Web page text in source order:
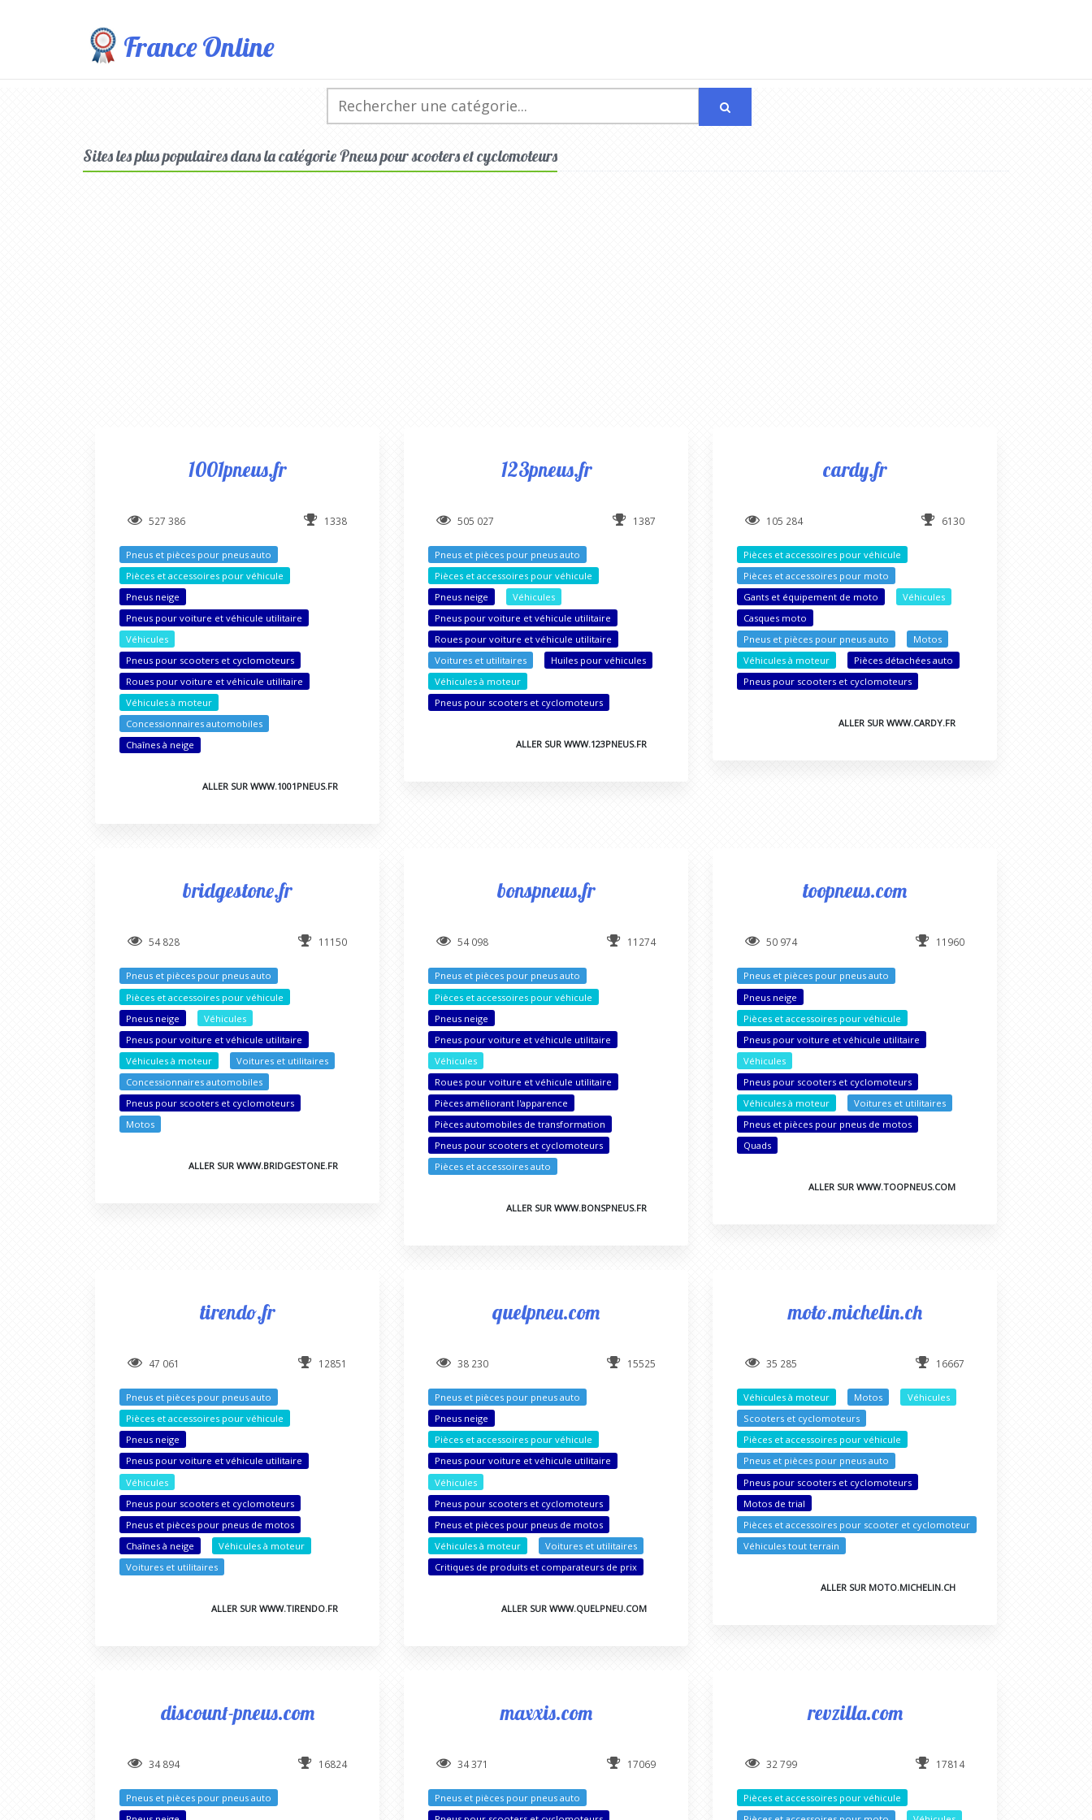
France Online
Sites les plus populaires dans la catégorie Pneus pour scooters et cyclomoteurs
1001pneus.fr
527 386 1338
Pneus et pièces pour pneus auto
Pièces et accessoires pour véhicule
Pneus neige
Pneus pour voiture et véhicule utilitaire
Véhicules
Pneus pour scooters et cyclomoteurs
Roues pour voiture et véhicule utilitaire
Véhicules à moteur
Concessionnaires automobiles
Chaînes à neige
ALLER SUR WWW.1001PNEUS.FR
123pneus.fr
505 027 1387
Pneus et pièces pour pneus auto
Pièces et accessoires pour véhicule
Pneus neige
Véhicules
Pneus pour voiture et véhicule utilitaire
Roues pour voiture et véhicule utilitaire
Voitures et utilitaires
Huiles pour véhicules
Véhicules à moteur
Pneus pour scooters et cyclomoteurs
ALLER SUR WWW.123PNEUS.FR
cardy.fr
105 284 6130
Pièces et accessoires pour véhicule
Pièces et accessoires pour moto
Gants et équipement de moto
Véhicules
Casques moto
Pneus et pièces pour pneus auto
Motos
Véhicules à moteur
Pièces détachées auto
Pneus pour scooters et cyclomoteurs
ALLER SUR WWW.CARDY.FR
bridgestone.fr
54 828 11150
Pneus et pièces pour pneus auto
Pièces et accessoires pour véhicule
Pneus neige
Véhicules
Pneus pour voiture et véhicule utilitaire
Véhicules à moteur
Voitures et utilitaires
Concessionnaires automobiles
Pneus pour scooters et cyclomoteurs
Motos
ALLER SUR WWW.BRIDGESTONE.FR
bonspneus.fr
54 098 11274
Pneus et pièces pour pneus auto
Pièces et accessoires pour véhicule
Pneus neige
Pneus pour voiture et véhicule utilitaire
Véhicules
Roues pour voiture et véhicule utilitaire
Pièces améliorant l'apparence
Pièces automobiles de transformation
Pneus pour scooters et cyclomoteurs
Pièces et accessoires auto
ALLER SUR WWW.BONSPNEUS.FR
toopneus.com
50 974 11960
Pneus et pièces pour pneus auto
Pneus neige
Pièces et accessoires pour véhicule
Pneus pour voiture et véhicule utilitaire
Véhicules
Pneus pour scooters et cyclomoteurs
Véhicules à moteur
Voitures et utilitaires
Pneus et pièces pour pneus de motos
Quads
ALLER SUR WWW.TOOPNEUS.COM
tirendo.fr
47 061 12851
Pneus et pièces pour pneus auto
Pièces et accessoires pour véhicule
Pneus neige
Pneus pour voiture et véhicule utilitaire
Véhicules
Pneus pour scooters et cyclomoteurs
Pneus et pièces pour pneus de motos
Chaînes à neige
Véhicules à moteur
Voitures et utilitaires
ALLER SUR WWW.TIRENDO.FR
quelpneu.com
38 230 15525
Pneus et pièces pour pneus auto
Pneus neige
Pièces et accessoires pour véhicule
Pneus pour voiture et véhicule utilitaire
Véhicules
Pneus pour scooters et cyclomoteurs
Pneus et pièces pour pneus de motos
Véhicules à moteur
Voitures et utilitaires
Critiques de produits et comparateurs de prix
ALLER SUR WWW.QUELPNEU.COM
moto.michelin.ch
35 285 16667
Véhicules à moteur Motos
Véhicules
Scooters et cyclomoteurs
Pièces et accessoires pour véhicule
Pneus et pièces pour pneus auto
Pneus pour scooters et cyclomoteurs
Motos de trial
Pièces et accessoires pour scooter et cyclomoteur
Véhicules tout terrain
ALLER SUR MOTO.MICHELIN.CH
discount-pneus.com
34 894 16824
Pneus et pièces pour pneus auto
maxxis.com
34 371 17069
Pneus et pièces pour pneus auto
revzilla.com
32 799 17814
Pièces et accessoires pour véhicule